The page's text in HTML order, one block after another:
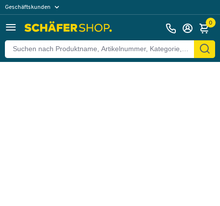
Geschäftskunden
0
Zurück